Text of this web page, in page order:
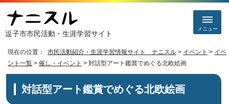
逗子市市民活動・生涯学習サイト
メニュー
現在の位置： 市民活動紹介・生涯学習情報サイト ナニスル > イベント > イベ
ント一覧 > 催し・イベント > 対話型アート鑑賞でめぐる北欧絵画
対話型アート鑑賞でめぐる北欧絵画